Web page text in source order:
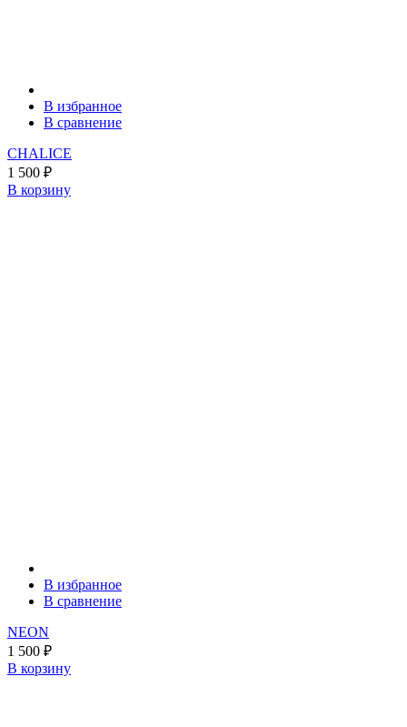
В избранное
В сравнение
CHALICE
1 500 ₽
В корзину
В избранное
В сравнение
NEON
1 500 ₽
В корзину